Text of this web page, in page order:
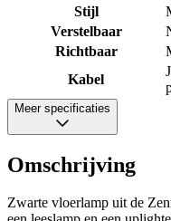
Stijl
Verstelbaar
Richtbaar
Kabel
Meer specificaties
Omschrijving
Zwarte vloerlamp uit de